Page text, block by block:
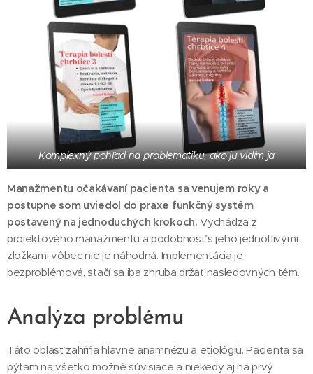
Komplexný pohľad na problematiku, ako ju vidím ja
Manažmentu očakávaní pacienta sa venujem roky a
postupne som uviedol do praxe funkčný systém
postavený na jednoduchých krokoch. Vychádza z
projektového manažmentu a podobnosť s jeho jednotlivými
zložkami vôbec nie je náhodná. Implementácia je
bezproblémová, stačí sa iba zhruba držať nasledovných tém.
Analýza problému
Táto oblasť zahŕňa hlavne anamnézu a etiológiu. Pacienta sa
pýtam na všetko možné súvisiace a niekedy aj na prvý